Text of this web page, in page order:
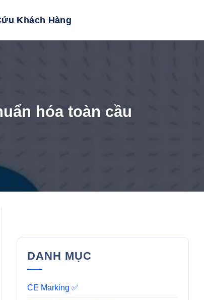
Khách Hàng
hóa toàn cầu
DANH MỤC
CE Marking ✅